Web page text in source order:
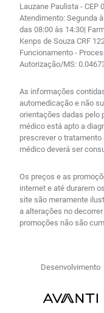
Lauzane Paulista - CEP
Atendimento: Segunda
das 08:00 às 14:30|
Kenps de Souza CRF
Funcionamento -
Autorização/MS:
As informações
automedicação e não
orientações dadas pelo
médico está apto a
prescrever o
médico deverá ser
Os preços e as
internet e até durarem
site são meramente
a alterações no
promoções não são
Desenvolvimento